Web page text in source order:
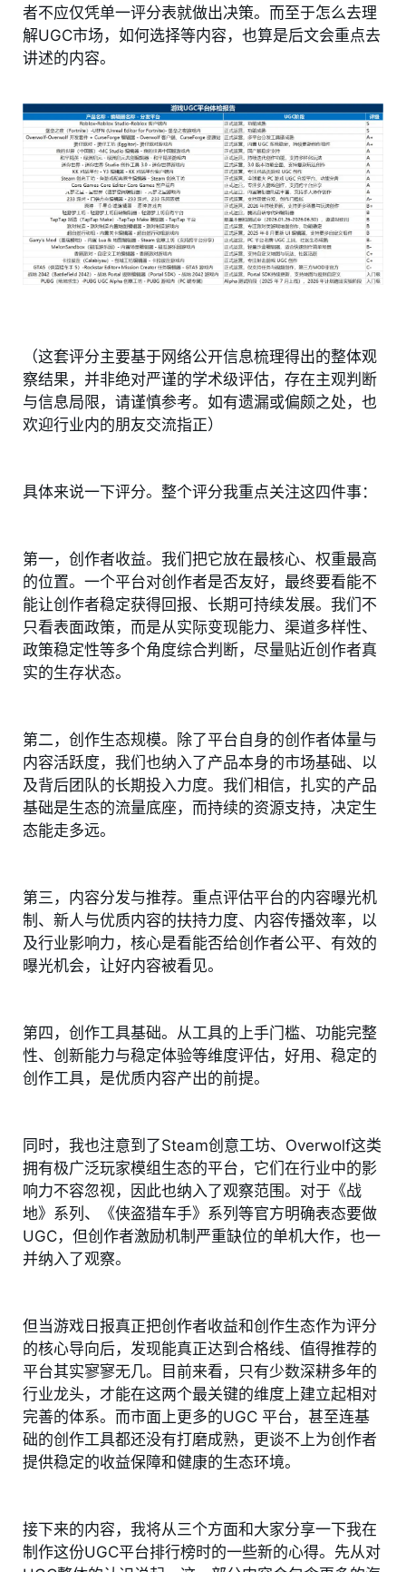
者不应仅凭单一评分表就做出决策。而至于怎么去理
解UGC市场，如何选择等内容，也算是后文会重点去
讲述的内容。
（这套评分主要基于网络公开信息梳理得出的整体观
察结果，并非绝对严谨的学术级评估，存在主观判断
与信息局限，请谨慎参考。如有遗漏或偏颇之处，也
欢迎行业内的朋友交流指正）
具体来说一下评分。整个评分我重点关注这四件事：
第一，创作者收益。我们把它放在最核心、权重最高
的位置。一个平台对创作者是否友好，最终要看能不
能让创作者稳定获得回报、长期可持续发展。我们不
只看表面政策，而是从实际变现能力、渠道多样性、
政策稳定性等多个角度综合判断，尽量贴近创作者真
实的生存状态。
第二，创作生态规模。除了平台自身的创作者体量与
内容活跃度，我们也纳入了产品本身的市场基础、以
及背后团队的长期投入力度。我们相信，扎实的产品
基础是生态的流量底座，而持续的资源支持，决定生
态能走多远。
第三，内容分发与推荐。重点评估平台的内容曝光机
制、新人与优质内容的扶持力度、内容传播效率，以
及行业影响力，核心是看能否给创作者公平、有效的
曝光机会，让好内容被看见。
第四，创作工具基础。从工具的上手门槛、功能完整
性、创新能力与稳定体验等维度评估，好用、稳定的
创作工具，是优质内容产出的前提。
同时，我也注意到了Steam创意工坊、Overwolf这类
拥有极广泛玩家模组生态的平台，它们在行业中的影
响力不容忽视，因此也纳入了观察范围。对于《战
地》系列、《侠盗猎车手》系列等官方明确表态要做
UGC，但创作者激励机制严重缺位的单机大作，也一
并纳入了观察。
但当游戏日报真正把创作者收益和创作生态作为评分
的核心导向后，发现能真正达到合格线、值得推荐的
平台其实寥寥无几。目前来看，只有少数深耕多年的
行业龙头，才能在这两个最关键的维度上建立起相对
完善的体系。而市面上更多的UGC 平台，甚至连基
础的创作工具都还没有打磨成熟，更谈不上为创作者
提供稳定的收益保障和健康的生态环境。
接下来的内容，我将从三个方面和大家分享一下我在
制作这份UGC平台排行榜时的一些新的心得。先从对